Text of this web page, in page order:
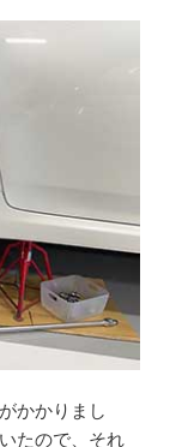
かかりまし
たので、それ